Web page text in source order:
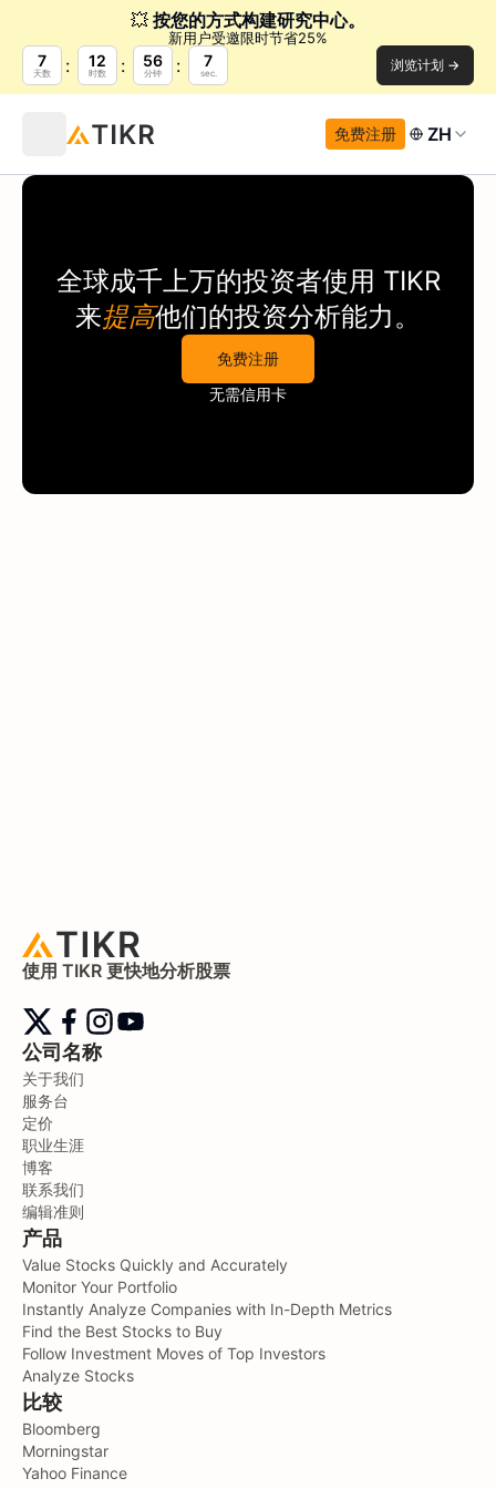
💥 按您的方式构建研究中心。
新用户受邀限时节省25%
7
天数
12
时数
56
分钟
7
sec. 浏览计划 →
免费注册 ZH
全球成千上万的投资者使用 TIKR
来提高他们的投资分析能力。
免费注册
无需信用卡
使用 TIKR 更快地分析股票
公司名称
关于我们
服务台
定价
职业生涯
博客
联系我们
编辑准则
产品
Value Stocks Quickly and Accurately
Monitor Your Portfolio
Instantly Analyze Companies with In-Depth Metrics
Find the Best Stocks to Buy
Follow Investment Moves of Top Investors
Analyze Stocks
比较
Bloomberg
Morningstar
Yahoo Finance